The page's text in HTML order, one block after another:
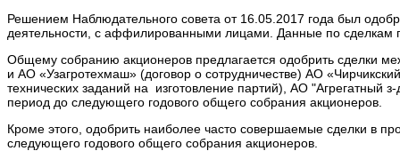
Решением Наблюдательного совета от 16.05.2017 года был
деятельности, с аффилированными лицами. Данные по сделкам
Общему собранию акционеров предлагается одобрить сделки
и АО «Узагротехмаш» (договор о сотрудничестве) АО
технических заданий на изготовление партий), АО "Агрегатный
период до следующего годового общего собрания акционеров.
Кроме этого, одобрить наиболее часто совершаемые сделки в
следующего годового общего собрания акционеров.